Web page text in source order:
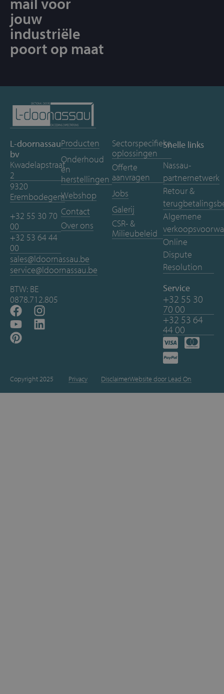
jouw
industriële
poort op maat
L-doornassau
bv
Kwadelapstraat
2
9320
Erembodegem
+32 55 30 70
00
+32 53 64 44
00
sales@ldoornassau.be
service@ldoornassau.be
BTW: BE
0878.712.805
Producten
Onderhoud
en
herstellingen
Webshop
Contact
Over ons
Sectorspecifieke
oplossingen
Offerte
aanvragen
Jobs
Galerij
CSR- &
Milieubeleid
Snelle links
Nassau-
partnernetwerk
Retour &
Algemene
Online
Dispute
Resolution
Service
+32 55 30
70 00
+32 53 64
44 00
Copyright 2025 Privacy DisclaimerWebsite door Lead On